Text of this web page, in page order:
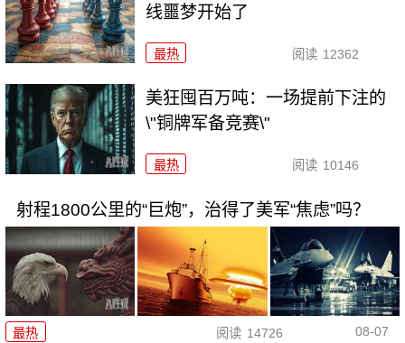
线噩梦开始了
最热 阅读 12362
美狂囤百万吨：一场提前下注的
\"铜牌军备竞赛\"
最热 阅读 10146
射程1800公里的“巨炮”，治得了美军“焦虑”吗？
最热 阅读 14726 08-07